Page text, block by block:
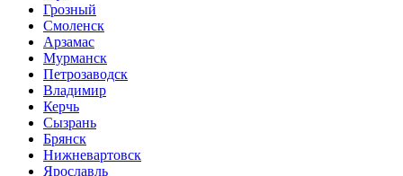
Грозный
Смоленск
Арзамас
Мурманск
Петрозаводск
Владимир
Керчь
Сызрань
Брянск
Нижневартовск
Ярославль